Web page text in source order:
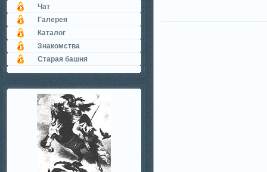
Чат
Галерея
Каталог
Знакомства
Старая башня